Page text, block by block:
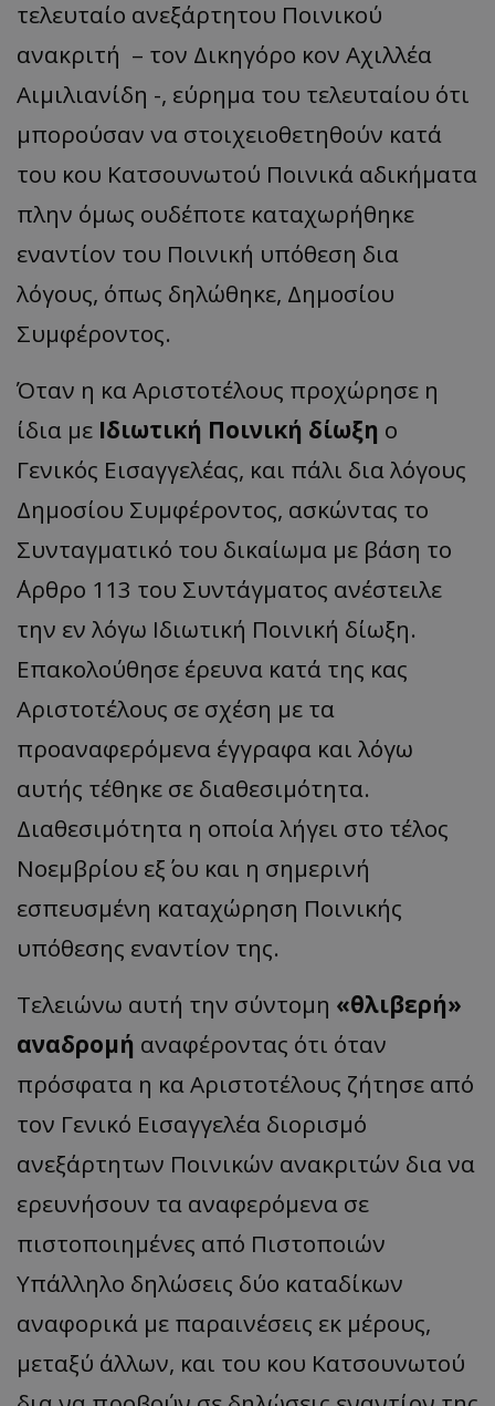
τελευταίο ανεξάρτητου Ποινικού
ανακριτή – τον Δικηγόρο κον Αχιλλέα
Αιμιλιανίδη -, εύρημα του τελευταίου ότι
μπορούσαν να στοιχειοθετηθούν κατά
του κου Κατσουνωτού Ποινικά αδικήματα
πλην όμως ουδέποτε καταχωρήθηκε
εναντίον του Ποινική υπόθεση δια
λόγους, όπως δηλώθηκε, Δημοσίου
Συμφέροντος.
Όταν η κα Αριστοτέλους προχώρησε η
ίδια με Ιδιωτική Ποινική δίωξη ο
Γενικός Εισαγγελέας, και πάλι δια λόγους
Δημοσίου Συμφέροντος, ασκώντας το
Συνταγματικό του δικαίωμα με βάση το
΄Αρθρο 113 του Συντάγματος ανέστειλε
την εν λόγω Ιδιωτική Ποινική δίωξη.
Επακολούθησε έρευνα κατά της κας
Αριστοτέλους σε σχέση με τα
προαναφερόμενα έγγραφα και λόγω
αυτής τέθηκε σε διαθεσιμότητα.
Διαθεσιμότητα η οποία λήγει στο τέλος
Νοεμβρίου εξ΄ ου και η σημερινή
εσπευσμένη καταχώρηση Ποινικής
υπόθεσης εναντίον της.
Τελειώνω αυτή την σύντομη «θλιβερή»
αναδρομή αναφέροντας ότι όταν
πρόσφατα η κα Αριστοτέλους ζήτησε από
τον Γενικό Εισαγγελέα διορισμό
ανεξάρτητων Ποινικών ανακριτών δια να
ερευνήσουν τα αναφερόμενα σε
πιστοποιημένες από Πιστοποιών
Υπάλληλο δηλώσεις δύο καταδίκων
αναφορικά με παραινέσεις εκ μέρους,
μεταξύ άλλων, και του κου Κατσουνωτού